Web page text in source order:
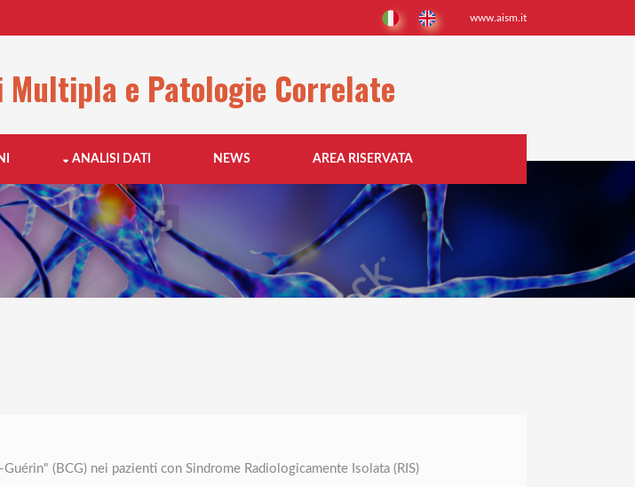
www.aism.it
e Patologie Correlate
ANALISI DATI NEWS AREA RISERVATA
(BCG) nei pazienti con Sindrome Radiologicamente Isolata (RIS)